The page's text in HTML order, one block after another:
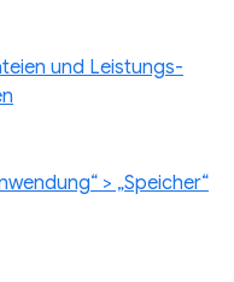
und Leistungs-
> „Speicher“